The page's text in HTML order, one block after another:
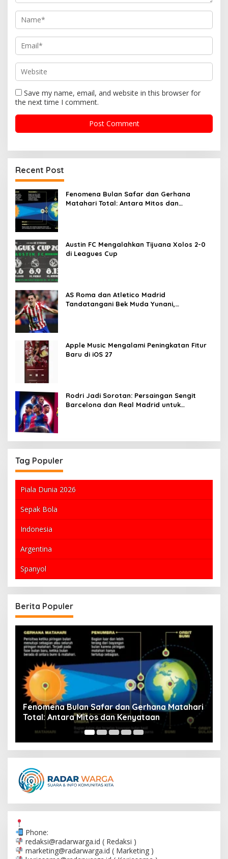
o
n
Save my name, email, and website in this browser for
the next time I comment.
Recent Post
Fenomena Bulan Safar dan Gerhana
Matahari Total: Antara Mitos dan
Austin FC Mengalahkan Tijuana Xolos 2-0
di Leagues Cup
AS Roma dan Atletico Madrid
Tandatangani Bek Muda Yunani,
Apple Music Mengalami Peningkatan Fitur
Baru di iOS 27
Rodri Jadi Sorotan: Persaingan Sengit
Barcelona dan Real Madrid untuk
Tag Populer
Piala Dunia 2026
Sepak Bola
Indonesia
Argentina
Spanyol
Berita Populer
Austin FC Mengalahkan Tijuana Xolos 2-0 di
Leagues Cup
Phone:
redaksi@radarwarga.id ( Redaksi )
marketing@radarwarga.id ( Marketing )